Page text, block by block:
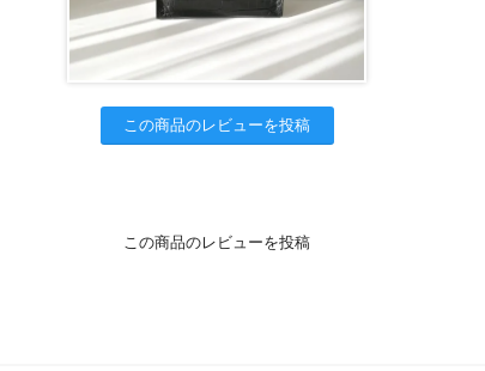
この商品のレビューを投稿
この商品のレビューを投稿